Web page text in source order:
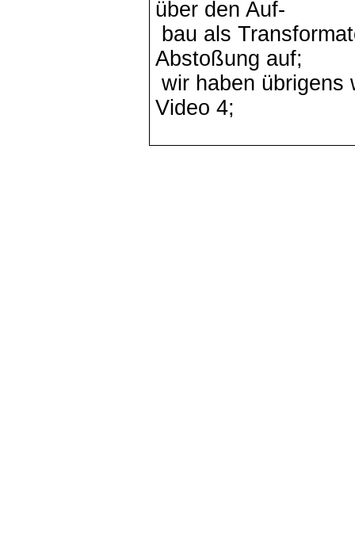
über den Auf-
bau als
Abstoßung auf;
wir haben
Video 4;